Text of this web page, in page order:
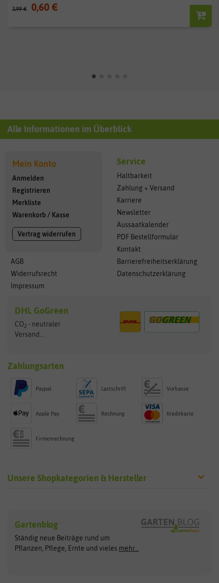
2,99 € 0,60 €
Alle Informationen im Überblick
Mein Konto
Anmelden
Registrieren
Merkliste
Warenkorb / Kasse
Vertrag widerrufen
AGB
Widerrufsrecht
Impressum
Service
Haltbarkeit
Zahlung + Versand
Karriere
Newsletter
Aussaatkalender
PDF Bestellformular
Kontakt
Barrierefreiheitserklärung
Datenschutzerklärung
DHL GoGreen
CO2 - neutraler
Versand...
Zahlungsarten
Paypal Lastschrift Vorkasse
Apple Pay Rechnung Kreditkarte
Firmenrechnung
Unsere Shopkategorien & Hersteller
Exotische Samen
Gemüsesamen
Gründünger
Arche Noah
ASB Greenworld
Clever Pots
COMPO
Gartenblog
Ständig neue Beiträge rund um
Pflanzen, Pflege, Ernte und vieles mehr...